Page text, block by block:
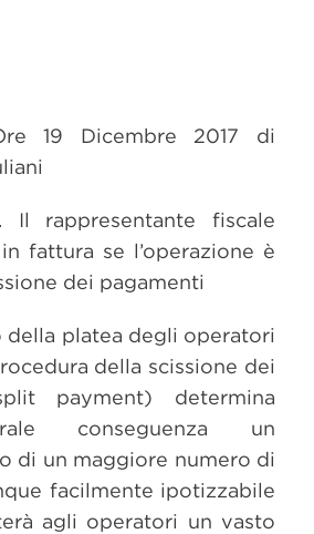
19 Dicembre 2017 di
Il rappresentante fiscale
fattura se l’operazione è
dei pagamenti
della platea degli operatori
della scissione dei
payment) determina
conseguenza un
di un maggiore numero di
facilmente ipotizzabile
agli operatori un vasto